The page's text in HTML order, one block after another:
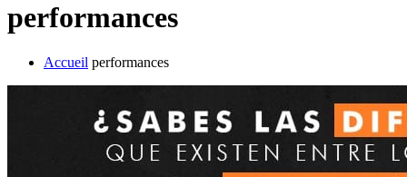
performances
Accueil performances